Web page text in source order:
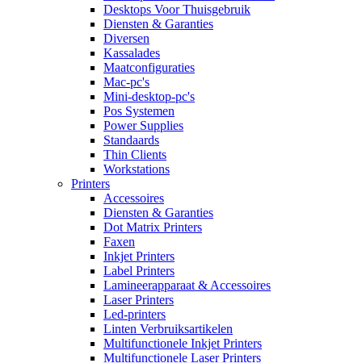
Desktops Voor Thuisgebruik
Diensten & Garanties
Diversen
Kassalades
Maatconfiguraties
Mac-pc's
Mini-desktop-pc's
Pos Systemen
Power Supplies
Standaards
Thin Clients
Workstations
Printers
Accessoires
Diensten & Garanties
Dot Matrix Printers
Faxen
Inkjet Printers
Label Printers
Lamineerapparaat & Accessoires
Laser Printers
Led-printers
Linten Verbruiksartikelen
Multifunctionele Inkjet Printers
Multifunctionele Laser Printers